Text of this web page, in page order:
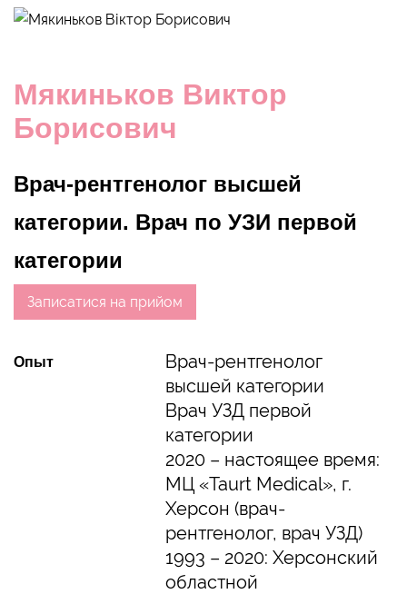
Мякиньков Виктор
Борисович
Врач-рентгенолог высшей
категории. Врач по УЗИ первой
категории
Записатися на прийом
Опыт
Врач-рентгенолог
высшей категории
Врач УЗД первой
категории
2020 – настоящее время:
МЦ «Taurt Medical», г.
Херсон (врач-
рентгенолог, врач УЗД)
1993 – 2020: Херсонский
областной